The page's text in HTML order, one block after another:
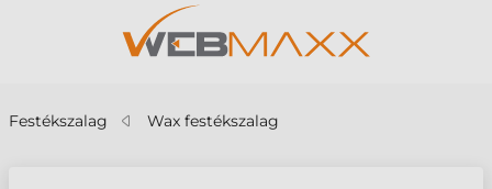
Festékszalag Wax festékszalag